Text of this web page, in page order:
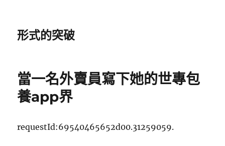
形式的突破
當一名外賣員寫下她的世專包
養app界
requestId:69540465652d00.31259059.